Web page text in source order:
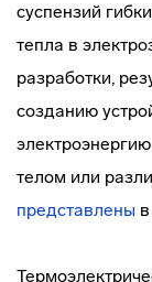
суспензий
тепла в
разработки,
созданию
телом или
представлены